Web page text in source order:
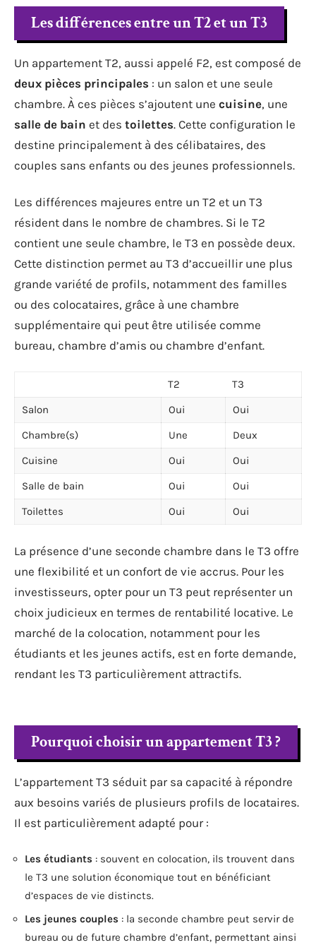
Les différences entre un T2 et un T3
Un appartement T2, aussi appelé F2, est composé de
deux pièces principales : un salon et une seule
chambre. À ces pièces s’ajoutent une cuisine, une
salle de bain et des toilettes. Cette configuration le
destine principalement à des célibataires, des
couples sans enfants ou des jeunes professionnels.
Les différences majeures entre un T2 et un T3
résident dans le nombre de chambres. Si le T2
contient une seule chambre, le T3 en possède deux.
Cette distinction permet au T3 d’accueillir une plus
grande variété de profils, notamment des familles
ou des colocataires, grâce à une chambre
supplémentaire qui peut être utilisée comme
bureau, chambre d’amis ou chambre d’enfant.
T2
T3
Salon
Oui
Oui
Chambre(s)
Une
Deux
Cuisine
Oui
Oui
Salle de bain
Oui
Oui
Toilettes
Oui Oui
La présence d’une seconde chambre dans le T3 offre
une flexibilité et un confort de vie accrus. Pour les
investisseurs, opter pour un T3 peut représenter un
choix judicieux en termes de rentabilité locative. Le
marché de la colocation, notamment pour les
étudiants et les jeunes actifs, est en forte demande,
rendant les T3 particulièrement attractifs.
Pourquoi choisir un appartement T3 ?
L’appartement T3 séduit par sa capacité à répondre
aux besoins variés de plusieurs profils de locataires.
Il est particulièrement adapté pour :
Les étudiants : souvent en colocation, ils trouvent dans
le T3 une solution économique tout en bénéficiant
d’espaces de vie distincts.
Les jeunes couples : la seconde chambre peut servir de
bureau ou de future chambre d’enfant, permettant ainsi